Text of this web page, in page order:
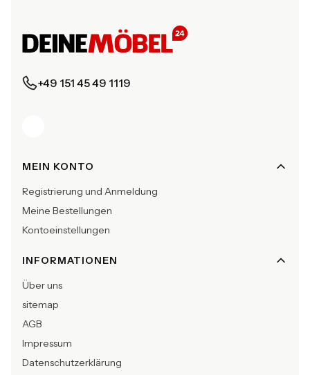
+49 151 45 49 1119
Fußzeilenmenü
MEIN KONTO
Registrierung und Anmeldung
Meine Bestellungen
Kontoeinstellungen
INFORMATIONEN
Über uns
sitemap
AGB
Impressum
Datenschutzerklärung